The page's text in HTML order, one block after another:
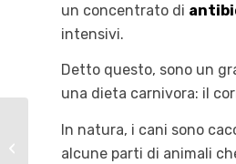
un concentrato di
intensivi.
Detto questo, sono un
una dieta carnivora: il
In natura, i cani sono
alcune parti di animali
Coccidi cane: cause,
sintomi e cura della